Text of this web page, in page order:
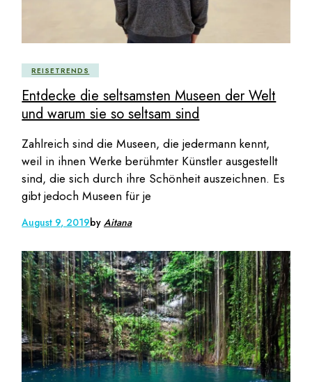
REISETRENDS
Entdecke die seltsamsten Museen der Welt
und warum sie so seltsam sind
Zahlreich sind die Museen, die jedermann kennt,
weil in ihnen Werke berühmter Künstler ausgestellt
sind, die sich durch ihre Schönheit auszeichnen. Es
gibt jedoch Museen für je
August 9, 2019byAitana